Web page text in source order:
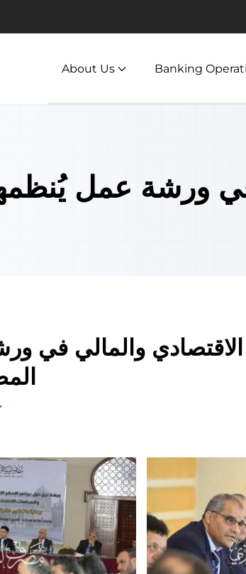
About Us Banking
في ورشة عمل
الاقتصادي والمالي في